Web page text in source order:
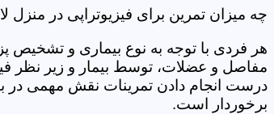
چه میزان تمرین برای فیزیوتراپی در منزل
هر فردی با توجه به نوع بیماری و تشخیص
مفاصل و عضلات، توسط بیمار و زیر نظر
درست انجام دادن تمرینات نقش مهمی در
برخوردار است.